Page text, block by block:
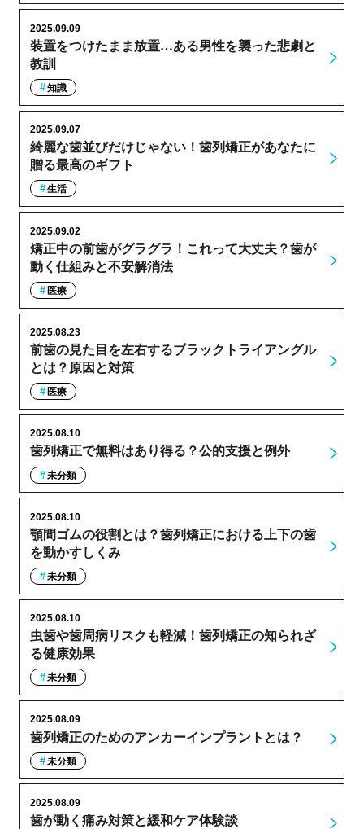
装置をつけたまま放置…ある男性を襲った悲劇と
教訓
2025.09.09
知識
綺麗な歯並びだけじゃない！歯列矯正があなたに
贈る最高のギフト
2025.09.07
生活
矯正中の前歯がグラグラ！これって大丈夫？歯が
動く仕組みと不安解消法
2025.09.02
医療
前歯の見た目を左右するブラックトライアングル
とは？原因と対策
2025.08.23
医療
歯列矯正で無料はあり得る？公的支援と例外
2025.08.10
未分類
顎間ゴムの役割とは？歯列矯正における上下の歯
を動かすしくみ
2025.08.10
未分類
虫歯や歯周病リスクも軽減！歯列矯正の知られざ
る健康効果
2025.08.10
未分類
歯列矯正のためのアンカーインプラントとは？
2025.08.09
未分類
歯が動く痛み対策と緩和ケア体験談
2025.08.09